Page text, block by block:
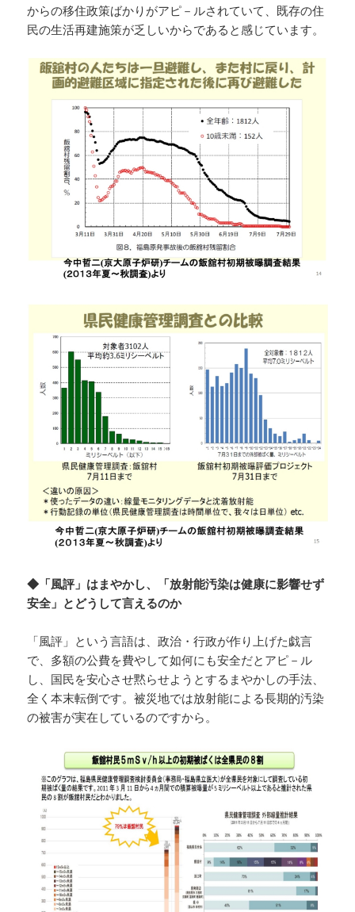
からの移住政策ばかりがアピ－ルされていて、既存の住
民の生活再建施策が乏しいからであると感じています。
◆「風評」はまやかし、「放射能汚染は健康に影響せず
安全」とどうして言えるのか
「風評」という言語は、政治・行政が作り上げた戯言
で、多額の公費を費やして如何にも安全だとアピ－ル
し、国民を安心させ黙らせようとするまやかしの手法、
全く本末転倒です。被災地では放射能による長期的汚染
の被害が実在しているのですから。